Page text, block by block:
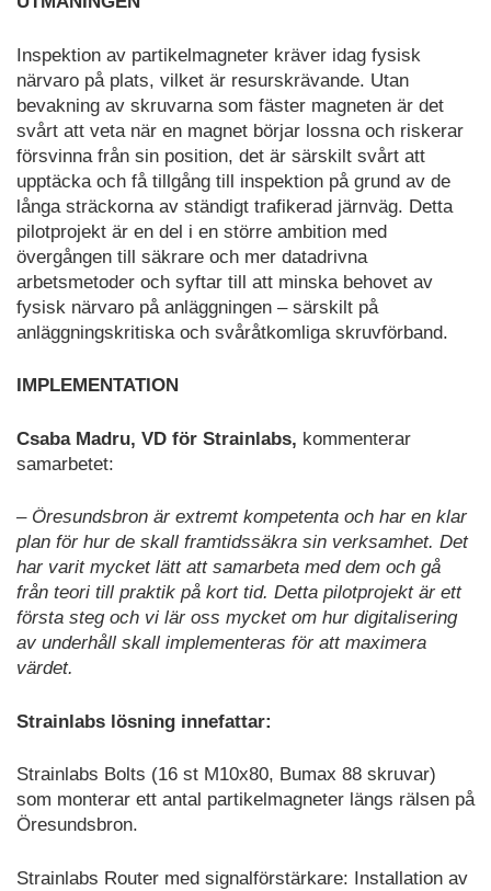
Inspektion av partikelmagneter kräver idag fysisk
närvaro på plats, vilket är resurskrävande. Utan
bevakning av skruvarna som fäster magneten är det
svårt att veta när en magnet börjar lossna och riskerar
försvinna från sin position, det är särskilt svårt att
upptäcka och få tillgång till inspektion på grund av de
långa sträckorna av ständigt trafikerad järnväg. Detta
pilotprojekt är en del i en större ambition med
övergången till säkrare och mer datadrivna
arbetsmetoder och syftar till att minska behovet av
fysisk närvaro på anläggningen – särskilt på
anläggningskritiska och svåråtkomliga skruvförband.
IMPLEMENTATION
Csaba Madru, VD för Strainlabs, kommenterar
samarbetet:
– Öresundsbron är extremt kompetenta och har en klar
plan för hur de skall framtidssäkra sin verksamhet. Det
har varit mycket lätt att samarbeta med dem och gå
från teori till praktik på kort tid. Detta pilotprojekt är ett
första steg och vi lär oss mycket om hur digitalisering
av underhåll skall implementeras för att maximera
värdet.
Strainlabs lösning innefattar:
Strainlabs Bolts (16 st M10x80, Bumax 88 skruvar)
som monterar ett antal partikelmagneter längs rälsen på
Öresundsbron.
Strainlabs Router med signalförstärkare: Installation av